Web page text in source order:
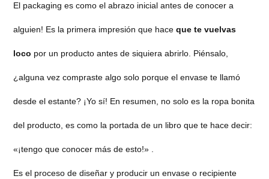
El packaging es como el abrazo inicial antes de conocer a
alguien! Es la primera impresión que haceque te vuelvas
loco por un producto antes de siquiera abrirlo. Piénsalo,
¿alguna vez compraste algo solo porque el envase te llamó
desde el estante? ¡Yo sí! En resumen, no solo es la ropa bonita
del producto, es como la portada de un libro que te hace decir:
«¡tengo que conocer más de esto!» .
Es el proceso de diseñar y producir un envase o recipiente